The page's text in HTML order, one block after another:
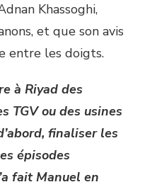
Khassoghi,
et que son avis
entre les doigts.
à Riyad des
TGV ou des usines
finaliser les
épisodes
fait Manuel en